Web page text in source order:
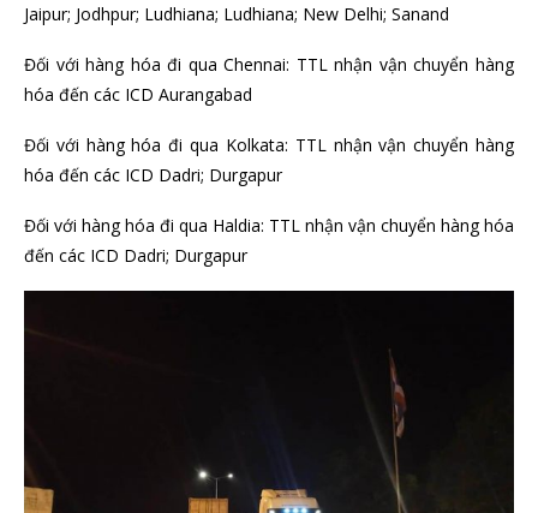
Jaipur; Jodhpur; Ludhiana; Ludhiana; New Delhi; Sanand
Đối với hàng hóa đi qua Chennai: TTL nhận vận chuyển hàng
hóa đến các ICD Aurangabad
Đối với hàng hóa đi qua Kolkata: TTL nhận vận chuyển hàng
hóa đến các ICD Dadri; Durgapur
Đối với hàng hóa đi qua Haldia: TTL nhận vận chuyển hàng hóa
đến các ICD Dadri; Durgapur